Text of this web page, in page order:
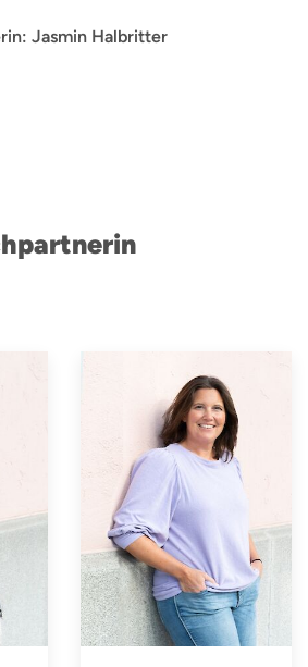
Jasmin Halbritter